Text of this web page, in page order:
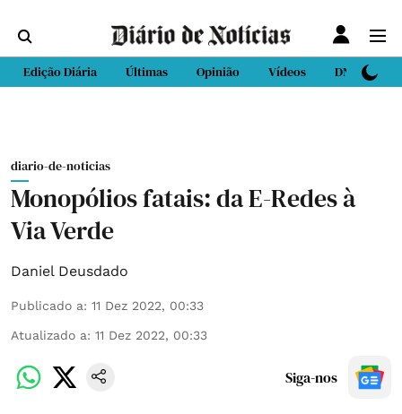
Edição Diária Últimas Opinião Vídeos DN Sport
diario-de-noticias
Monopólios fatais: da E-Redes à
Via Verde
Daniel Deusdado
Publicado a: 11 Dez 2022, 00:33
Atualizado a: 11 Dez 2022, 00:33
Siga-nos